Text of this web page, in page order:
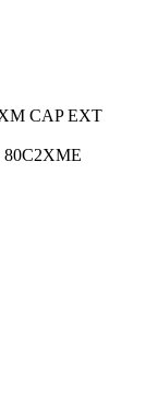
CAP EXT
80C2XME